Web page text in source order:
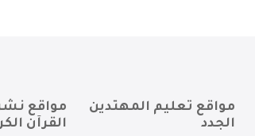
مواقع تعليم المهتدين
الجدد
مواقع
القرآن